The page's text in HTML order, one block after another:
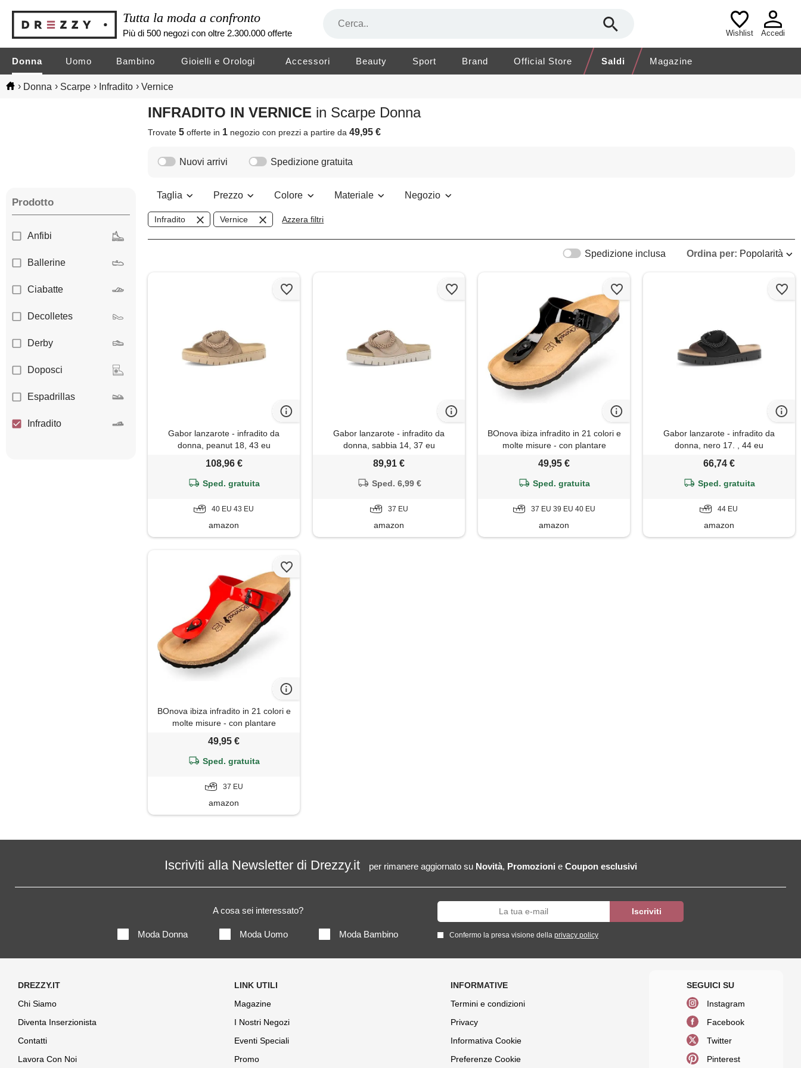
Tutta la moda a confronto
Più di 500 negozi con oltre 2.300.000 offerte Wishlist Accedi
Donna Uomo Bambino Gioielli e Orologi Accessori Beauty Sport Brand Official Store Saldi Magazine
› Donna › Scarpe › Infradito › Vernice
INFRADITO IN VERNICE in Scarpe Donna
Trovate5 offerte in 1 negoziocon prezzi a partire da49,95 €
Prodotto
Anfibi
Ballerine
Ciabatte
Decolletes
Derby
Doposci
Espadrillas
Infradito
Nuovi arrivi Spedizione gratuita
Taglia Prezzo Colore Materiale Negozio
Infradito Vernice Azzera filtri
Ordina per: Popolarità
Spedizione inclusa
Gabor lanzarote - infradito da
donna, peanut 18, 43 eu
108,96 €
Sped. gratuita
40 EU 43 EU
amazon
Gabor lanzarote - infradito da
donna, sabbia 14, 37 eu
89,91 €
Sped. 6,99 €
37 EU
amazon
BOnova ibiza infradito in 21 colori e
molte misure - con plantare
anatomico in sughero. Un sandalo
realizzato in piccole manifatture
nell'unione europea. , nero di
49,95 €
Sped. gratuita
37 EU 39 EU 40 EU
amazon
Gabor lanzarote - infradito da
donna, nero 17. , 44 eu
66,74 €
Sped. gratuita
44 EU
amazon
BOnova ibiza infradito in 21 colori e
molte misure - con plantare
anatomico in sughero. Un sandalo
realizzato in piccole manifatture
nell'unione europea. , vernice,
49,95 €
Sped. gratuita
37 EU
amazon
Iscriviti alla Newsletter di Drezzy.it per rimanere aggiornato su Novità, Promozioni e Coupon esclusivi
A cosa sei interessato?
Moda Donna Moda Uomo Moda Bambino Confermo la presa visione della privacy policy
Chi Siamo
Diventa Inserzionista
Contatti
Lavora Con Noi
Magazine
I Nostri Negozi
Eventi Speciali
Promo
Termini e condizioni
Privacy
Informativa Cookie
Preferenze Cookie
Instagram
Facebook
Twitter
Pinterest